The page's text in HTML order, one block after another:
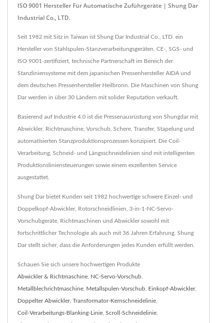
ISO 9001 Hersteller Für Automatische Zuführgeräte | Shung Dar
Industrial Co., LTD.
Seit 1982 mit Sitz in Taiwan ist Shung Dar Industrial Co., LTD. ein
Hersteller von Stahlspulen-Stanzverarbeitungsgeräten. CE-, SGS- und
ISO 9001-zertifiziert, technische Partnerschaft im Bereich der
Stanzliniensysteme mit dem japanischen Pressenhersteller AIDA und
dem deutschen Pressenhersteller Heilbronn. Die Maschinen von Shung
Dar werden in über 30 Ländern mit solider Reputation verkauft.
Basierend auf Industrie 4.0 ist die Pressenausrüstung von Shungdar mit
Abwickler, Richtmaschine, Vorschub, Schere, Transfer, Stapelung und
automatisierten Stanzproduktionsprozessen konzipiert. Die Coil-
Verarbeitung, Schneid- und Längsschneidelinien sind mit intelligenten
Produktionsliniensteuerungen sowie einem exzellenten Service
ausgestattet.
Shung Dar bietet Kunden seit 1982 hochwertige schwere Einzel- und
Doppelkopf-Abwickler, Rotorschneidlinien, 3-in-1-NC-Servo-
Vorschubgeräte, Richtmaschinen und Abwickler sowohl mit
fortschrittlicher Technologie als auch mit 36 Jahren Erfahrung. Shung
Dar stellt sicher, dass die Anforderungen jedes Kunden erfüllt werden.
Schauen Sie sich unsere hochwertigen Produkte
Abwickler & Richtmaschine NC-Servo-Vorschub
Metallblechrichtmaschine Metallspulen-Vorschub Einkopf-Abwickler,
Doppelter Abwickler, Transformator-Kernschneidelinie
Coil-Verarbeitungs-Blanking-Linie Scroll-Schneidelinie